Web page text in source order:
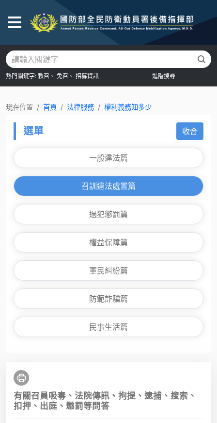
熱門關鍵字: 教召、 免召、 招募資訊 進階搜尋
現在位置 首頁 法律服務 權利義務知多少
選單 收合
一般違法篇
召訓違法處置篇
過犯懲罰篇
權益保障篇
軍民糾紛篇
防範詐騙篇
民事生活篇
有關召員吸毒、法院傳訊、拘提、逮捕、搜索、
扣押、出庭、懲罰等問答